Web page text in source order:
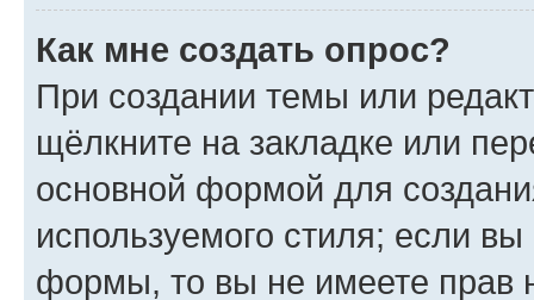
Как мне создать опрос?
При создании темы или
щёлкните на закладке или
основной формой для
используемого стиля; если
формы, то вы не имеете прав